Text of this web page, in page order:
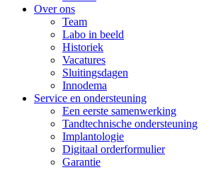
Over ons
Team
Labo in beeld
Historiek
Vacatures
Sluitingsdagen
Innodema
Service en ondersteuning
Een eerste samenwerking
Tandtechnische ondersteuning
Implantologie
Digitaal orderformulier
Garantie